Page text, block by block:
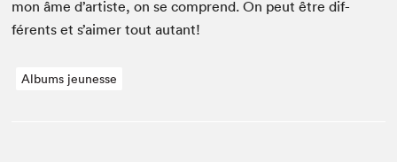
mon âme d’artiste, on se com­prend. On peut être dif­
férents et s’aimer tout autant!
Albums jeunesse